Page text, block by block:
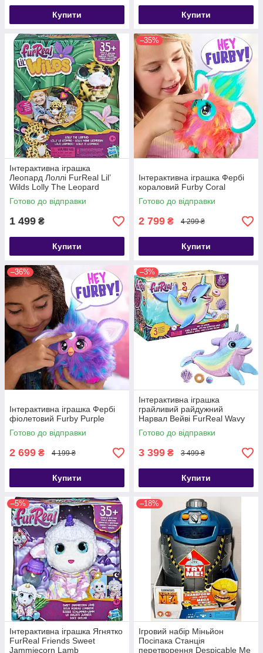
Купити Купити
Інтерактивна іграшка
Леопард Лоллі FurReal Lil’
Wilds Lolly The Leopard
Готово до відправки
1 499 ₴
Купити
–35%
Інтерактивна іграшка Фербі
кораловий Furby Coral
Готово до відправки
2 799 ₴ 4 299 ₴
Купити
–36%
Інтерактивна іграшка Фербі
фіолетовий Furby Purple
Готово до відправки
2 699 ₴ 4 199 ₴
Купити
–3%
Інтерактивна іграшка
грайливий райдужний
Нарвал Вейві FurReal Wavy
The Narwhal
Готово до відправки
3 399 ₴ 3 499 ₴
Купити
–5%
Інтерактивна іграшка Ягнятко
FurReal Friends Sweet
Jammiecorn Lamb
–18%
Ігровий набір Міньйон
Посіпака Станція
перетворення Despicable Me